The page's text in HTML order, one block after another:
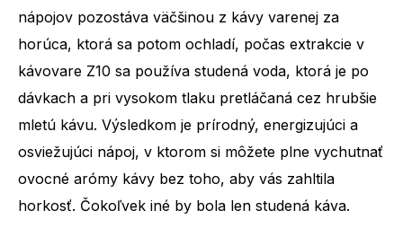
nápojov pozostáva väčšinou z kávy varenej za
horúca, ktorá sa potom ochladí, počas extrakcie v
kávovare Z10 sa používa studená voda, ktorá je po
dávkach a pri vysokom tlaku pretláčaná cez hrubšie
mletú kávu. Výsledkom je prírodný, energizujúci a
osviežujúci nápoj, v ktorom si môžete plne vychutnať
ovocné arómy kávy bez toho, aby vás zahltila
horkosť. Čokoľvek iné by bola len studená káva.